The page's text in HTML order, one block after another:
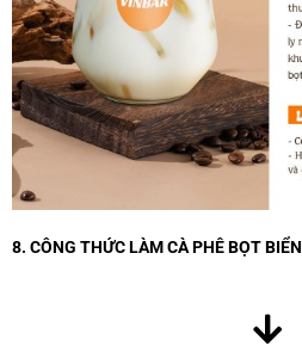
8. CÔNG THỨC LÀM CÀ PHÊ BỌT BIỂN